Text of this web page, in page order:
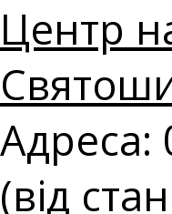
Центр
Адреса:
(від